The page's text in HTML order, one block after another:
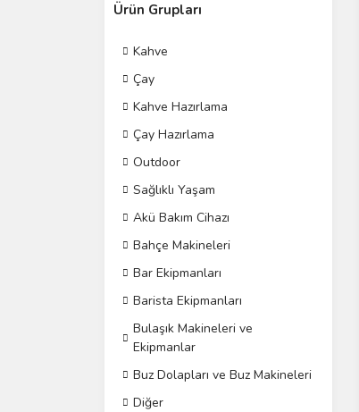
Ürün Grupları
Kahve
Çay
Kahve Hazırlama
Çay Hazırlama
Outdoor
Sağlıklı Yaşam
Akü Bakım Cihazı
Bahçe Makineleri
Bar Ekipmanları
Barista Ekipmanları
Bulaşık Makineleri ve
Ekipmanlar
Buz Dolapları ve Buz Makineleri
Diğer